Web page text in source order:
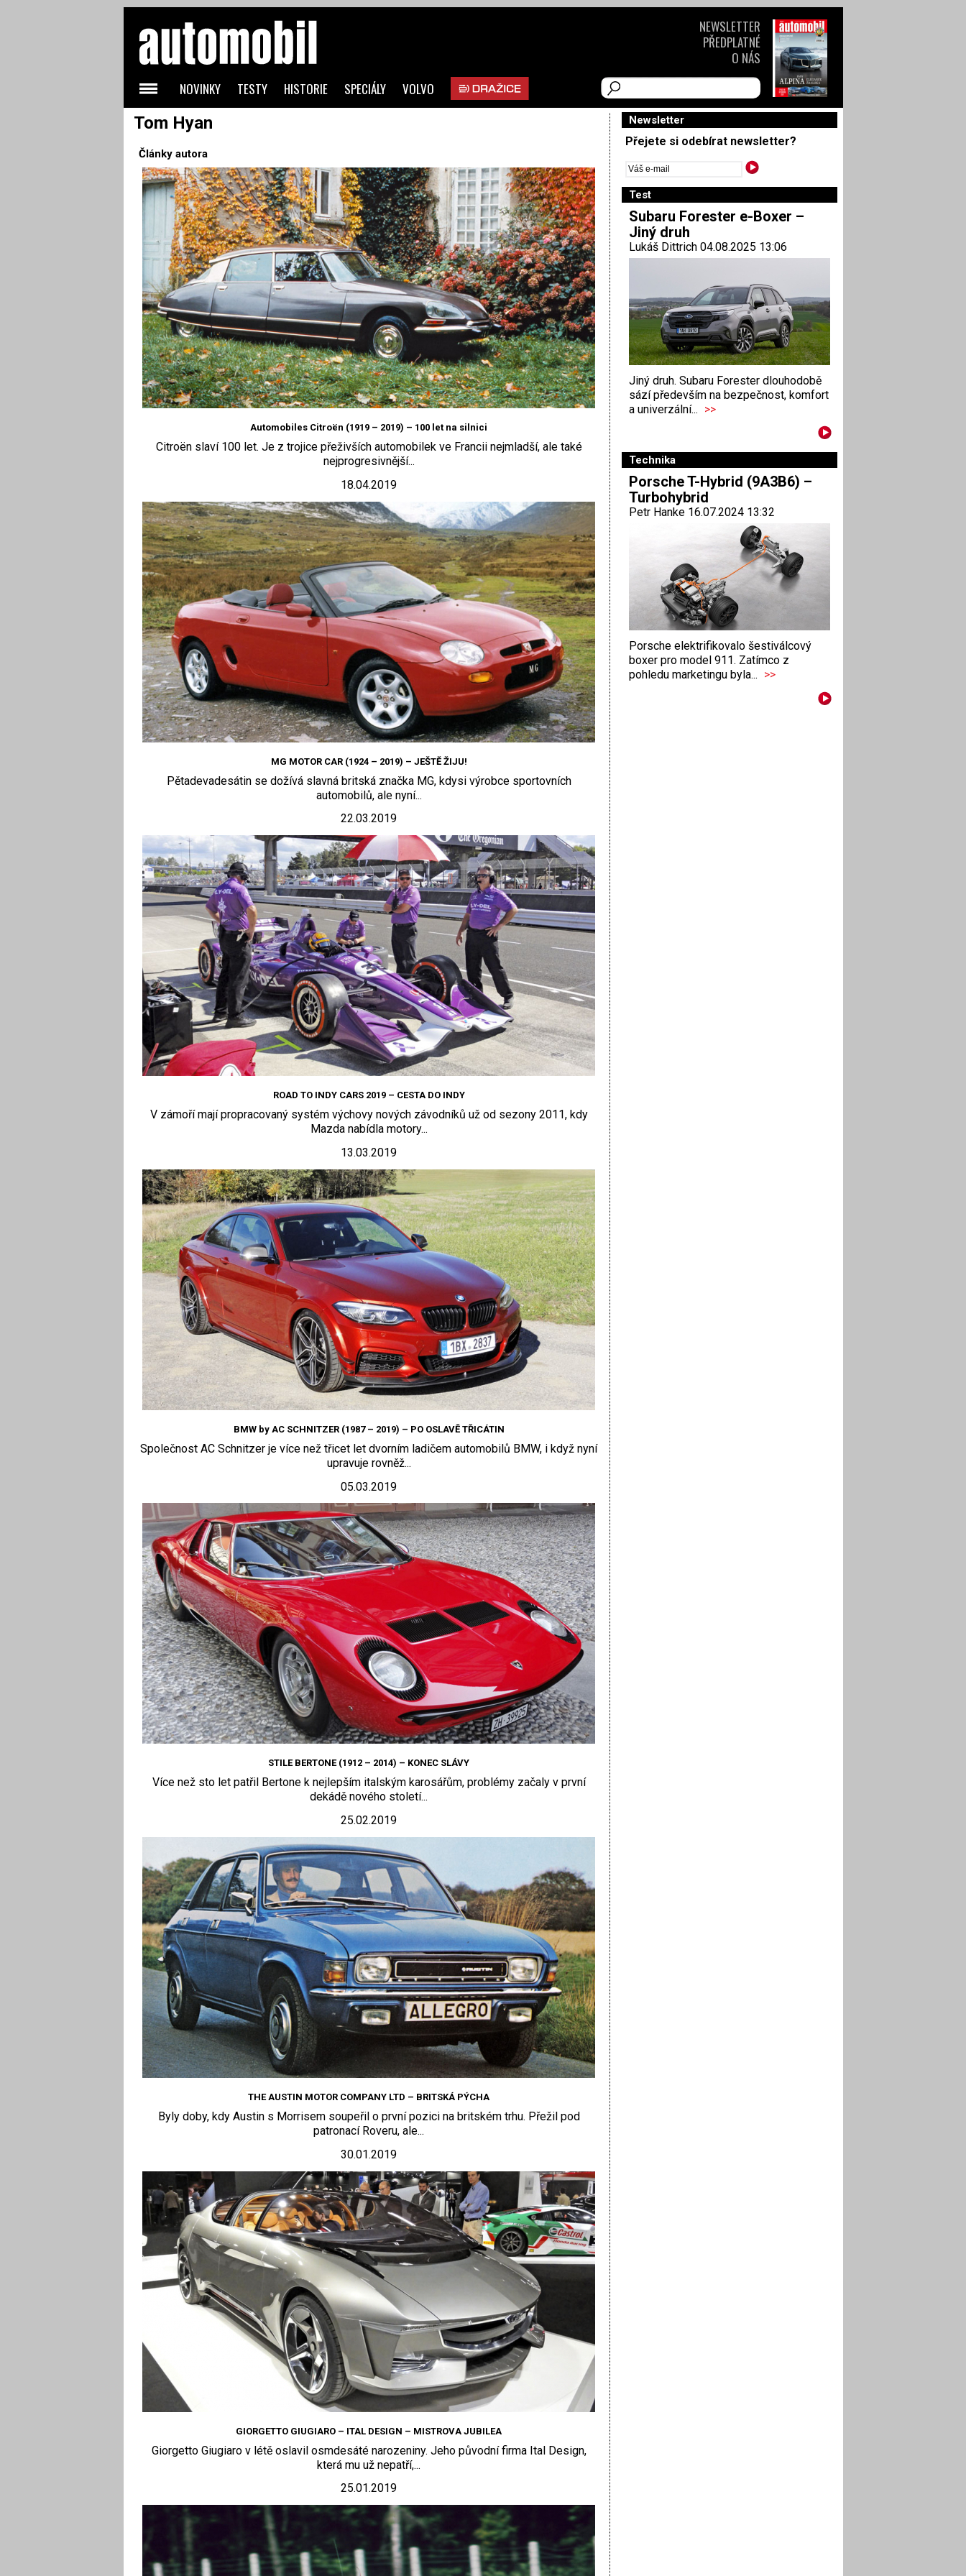
Tom Hyan
Články autora
Automobiles Citroën (1919 – 2019) – 100 let na silnici
Citroën slaví 100 let. Je z trojice přeživších automobilek ve Francii nejmladší, ale také
nejprogresivnější...
18.04.2019
MG MOTOR CAR (1924 – 2019) – JEŠTĚ ŽIJU!
Pětadevadesátin se dožívá slavná britská značka MG, kdysi výrobce sportovních
automobilů, ale nyní...
22.03.2019
ROAD TO INDY CARS 2019 – CESTA DO INDY
V zámoří mají propracovaný systém výchovy nových závodníků už od sezony 2011, kdy
Mazda nabídla motory...
13.03.2019
BMW by AC SCHNITZER (1987 – 2019) – PO OSLAVĚ TŘICÁTIN
Společnost AC Schnitzer je více než třicet let dvorním ladičem automobilů BMW, i když nyní
upravuje rovněž...
05.03.2019
STILE BERTONE (1912 – 2014) – KONEC SLÁVY
Více než sto let patřil Bertone k nejlepším italským karosářům, problémy začaly v první
dekádě nového století...
25.02.2019
THE AUSTIN MOTOR COMPANY LTD – BRITSKÁ PÝCHA
Byly doby, kdy Austin s Morrisem soupeřil o první pozici na britském trhu. Přežil pod
patronací Roveru, ale...
30.01.2019
GIORGETTO GIUGIARO – ITAL DESIGN – MISTROVA JUBILEA
Giorgetto Giugiaro v létě oslavil osmdesáté narozeniny. Jeho původní firma Ital Design,
která mu už nepatří,...
25.01.2019
Newsletter
Přejete si odebírat newsletter?
Test
Subaru Forester e-Boxer –
Jiný druh
Lukáš Dittrich 04.08.2025 13:06
Jiný druh. Subaru Forester dlouhodobě
sází především na bezpečnost, komfort
a univerzální... >>
Technika
Porsche T-Hybrid (9A3B6) –
Turbohybrid
Petr Hanke 16.07.2024 13:32
Porsche elektrifikovalo šestiválcový
boxer pro model 911. Zatímco z
pohledu marketingu byla... >>
NOVINKY TESTY HISTORIE SPECIÁLY VOLVO
NEWSLETTER
PŘEDPLATNÉ
O NÁS